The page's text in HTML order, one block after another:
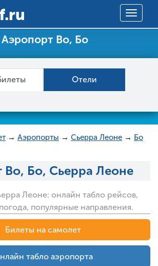
Toggle
Аэропорт Bo, Бо
Отели
→ Аэропорты → Сьерра Леоне → Бо
Bo, Бо, Сьерра Леоне
Леоне: онлайн табло рейсов,
популярные направления.
Билеты на самолет
табло аэропорта